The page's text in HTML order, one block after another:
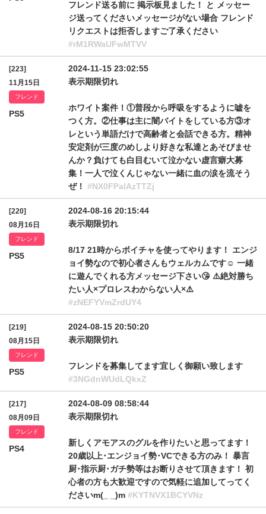
フレンド送る前に 掲示板見ました！ と メッセー
ジ送ってくださいメッセージがない場合 フレンド
リクエストは拒否しますご了承ください
#rM1RWaUFwMTVV
[223]
11月15日
フレンド
PS5
2024-11-15 23:02:55
表示期限切れ
ホワイト案件！①普段から呼吸をするように嘘を
つく方。②仕事は主に闇バイトをしている方③オ
レという単語だけで高齢者と会話できる方。精神
安定剤が三度のめしより好きな私達とあそびませ
んか？負けても白目むいて泣かない虚言癖大募
集！一人で泣くんじゃない一緒に血の涙を流そう
ぜ！ #NX0FPalAzTTZj
[220]
08月16日
フレンド
PS5
2024-08-16 20:15:44
表示期限切れ
8/17 21時からボイチャを使ってやります！ エンジ
ョイ勢なので初心者さんもウェルカムです☺️ 一緒
に遊んでくれる方メッセージ下さい😘 ⚠️絶対勝ち
たい人×プロレスわからない人×⚠️
#zNEFYVmZrdUY4
[219]
08月15日
フレンド
PS5
2024-08-15 20:50:20
表示期限切れ
フレンドを募集してます宜しく御願い致します
#3NGdnWUdLQkxZ
[217]
08月09日
フレンド
PS4
2024-08-09 08:58:44
表示期限切れ
新しくアモアスのグルを作りたいと思ってます！
20歳以上･エンジョイ勢･VCできる方のみ！ 暴言
厨･指示厨･ガチ勢等はお断りさせて頂きます！ 初
心者の方も大歓迎ですので気軽に追加してってく
ださいm(_ _)m #KYTNVX1BCYVNz